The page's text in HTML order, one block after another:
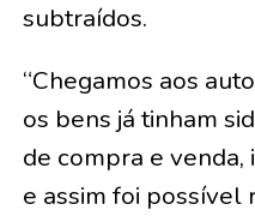
subtraídos.
“Chegamos aos
os bens já tinham
de compra e venda,
e assim foi possível